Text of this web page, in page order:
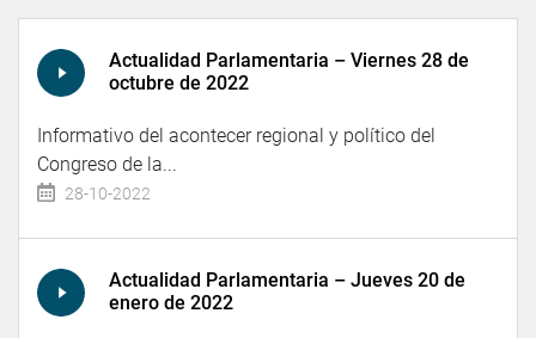
Actualidad Parlamentaria – Viernes 28 de
octubre de 2022
Informativo del acontecer regional y político del
Congreso de la...
28-10-2022
Actualidad Parlamentaria – Jueves 20 de
enero de 2022